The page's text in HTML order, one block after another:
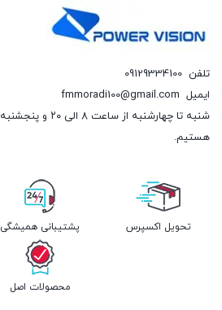
تلفن 09129334100
ایمیل fmmoradi100@gmail.com
هستیم.
تحویل اکسپرس پشتیبانی همیشگی
محصولات اصل